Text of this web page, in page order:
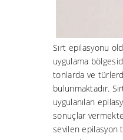
Sırt epilasyonu
uygulama
tonlarda ve
bulunmaktadır.
uygulanılan
sonuçlar
sevilen epilasyon